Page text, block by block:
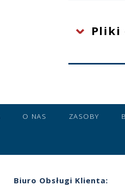
Pliki
O NAS ZASOBY
Biuro Obsługi Klienta: